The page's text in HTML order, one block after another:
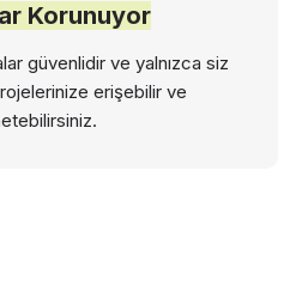
Korunuyor
güvenlidir ve yalnızca siz
erişebilir ve